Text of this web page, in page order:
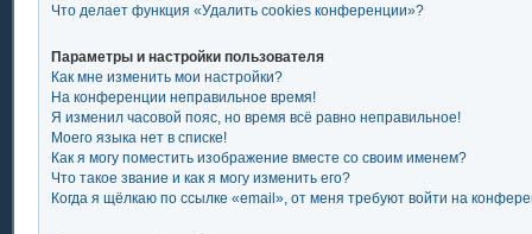
Что делает функция «Удалить cookies конференции»?
Параметры и настройки пользователя
Как мне изменить мои настройки?
На конференции неправильное время!
Я изменил часовой пояс, но время всё равно неправильное!
Моего языка нет в списке!
Как я могу поместить изображение вместе со своим именем?
Что такое звание и как я могу изменить его?
Когда я щёлкаю по ссылке «email», от меня требуют войти на